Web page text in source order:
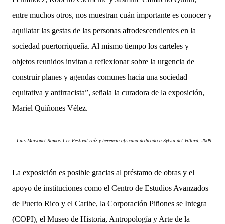
entre muchos otros, nos muestran cuán importante es conocer y
aquilatar las gestas de las personas afrodescendientes en la
sociedad puertorriqueña. Al mismo tiempo los carteles y
objetos reunidos invitan a reflexionar sobre la urgencia de
construir planes y agendas comunes hacia una sociedad
equitativa y antirracista”, señala la curadora de la exposición,
Mariel Quiñones Vélez.
Luis Maisonet Ramos.1.er Festival raíz y herencia africana dedicado a Sylvia del Villard, 2009.
La exposición es posible gracias al préstamo de obras y el
apoyo de instituciones como el Centro de Estudios Avanzados
de Puerto Rico y el Caribe, la Corporación Piñones se Integra
(COPI), el Museo de Historia, Antropología y Arte de la